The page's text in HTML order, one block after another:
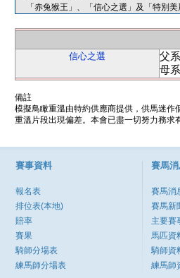
「赤兔猴王」、「信心之選」及「特別
信心之選
父
母
備註
模擬鳥瞰重溫由特約供應商提供，供馬迷
重溫片段出現偏差。本會已盡一切努力務
賽事資料
報名表
排位表(本地)
賠率
賽果
騎師分場表
練馬師分場表
賽馬
賽馬消
賽馬新
主要賽
馬匹資
騎師資
練馬師